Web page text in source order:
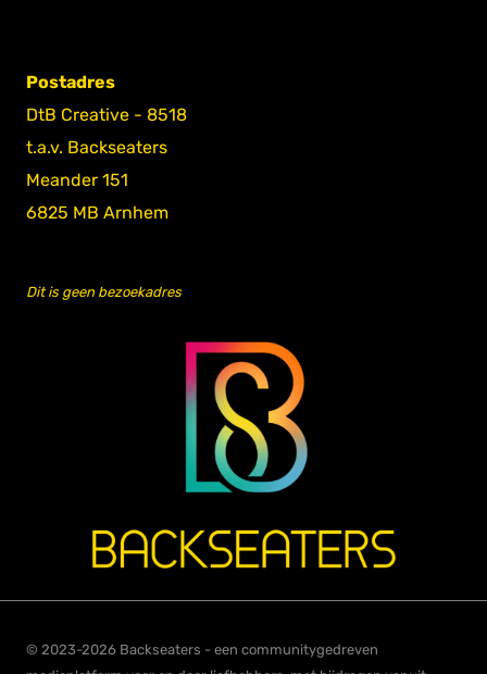
Postadres
DtB Creative - 8518
t.a.v. Backseaters
Meander 151
6825 MB Arnhem
Dit is geen bezoekadres
© 2023-2026 Backseaters - een communitygedreven